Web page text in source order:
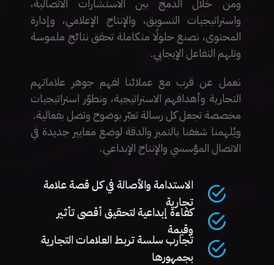
ومن خلال الدمج بين الاستشارات الاتصالية،
واستراتيجيات التسويق، والإنتاج الإعلامي، وإدارة
المحتوى، نصنع حلولًا متكاملة تحقق نتائج ملموسة
وتلهم التفاعل الإيجابي.
نعمل عن قرب مع عملائنا لفهم جوهر علاماتهم
التجارية وأهدافهم الاستراتيجية، ونطوّر استراتيجيات
مخصصة تجعل كل رسالة تعبّر بوضوح وتصل بفعالية.
ويُلهمنا شغفنا بالتميز والدقة لوضع معايير جديدة في
الاتصال المؤسسي والإنتاج الإبداعي.
الاستدامة والأصالة في كل قصة علامة
تجارية
كفاءة إبداعية لتحقيق أقصى تأثير
وقيمة
تجارب سلسة تربط العلامات التجارية
بجمهورها